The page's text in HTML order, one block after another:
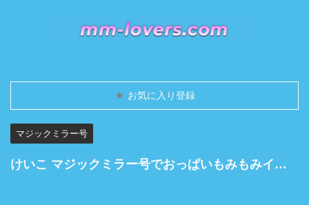
★ お気に入り登録
マジックミラー号
けいこ マジックミラー号でおっぱいもみもみインタビュー 特技:おっぱいの揺れで震度がわかる